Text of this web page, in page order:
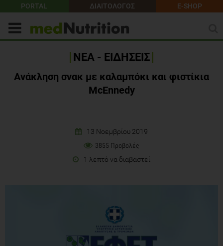
PORTAL ΔΙΑΙΤΟΛΟΓΟΣ E-SHOP
ΝΕΑ - ΕΙΔΗΣΕΙΣ
Ανάκληση σνακ με καλαμπόκι και φιστίκια
McEnnedy
13 Νοεμβρίου 2019
3855 Προβολές
1 λεπτό να διαβαστεί